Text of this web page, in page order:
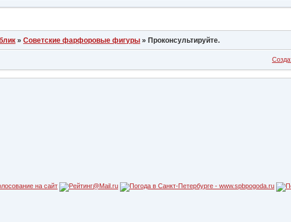
»Советские фарфоровые фигуры » Проконсультируйте.
на сайт